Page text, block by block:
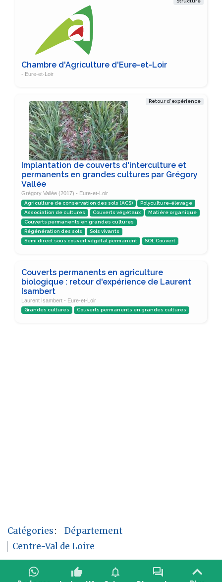
Chambre d'Agriculture d'Eure-et-Loir
- Eure-et-Loir
Retour d'expérience
Implantation de couverts d'interculture et
permanents en grandes cultures par Grégory
Vallée
Grégory Vallée (2017) - Eure-et-Loir
Agriculture de conservation des sols (ACS)
Polyculture-élevage
Association de cultures
Couverts végétaux
Matière organique
Couverts permanents en grandes cultures
Régénération des sols
Sols vivants
Semi direct sous couvert végétal permanent
SOL Couvert
Couverts permanents en agriculture
biologique : retour d'expérience de Laurent
Isambert
Laurent Isambert - Eure-et-Loir
Grandes cultures Couverts permanents en grandes cultures
Catégories:
Département
Centre-Val de Loire
thumb_up notifications forum